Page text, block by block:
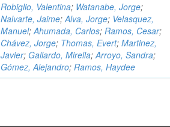
Robiglio, Valentina; Watanabe, Jorge;
Nalvarte, Jaime;Alva, Jorge; Velasquez,
Manuel;Ahumada, Carlos;Ramos, Cesar;
Chávez, Jorge; Thomas, Evert;Martinez,
Javier; Gallardo, Mirella;Arroyo, Sandra;
Gómez, Alejandro;Ramos, Haydee